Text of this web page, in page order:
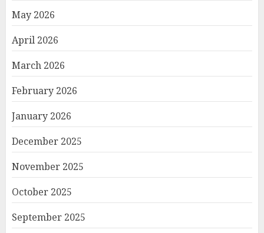
May 2026
April 2026
March 2026
February 2026
January 2026
December 2025
November 2025
October 2025
September 2025